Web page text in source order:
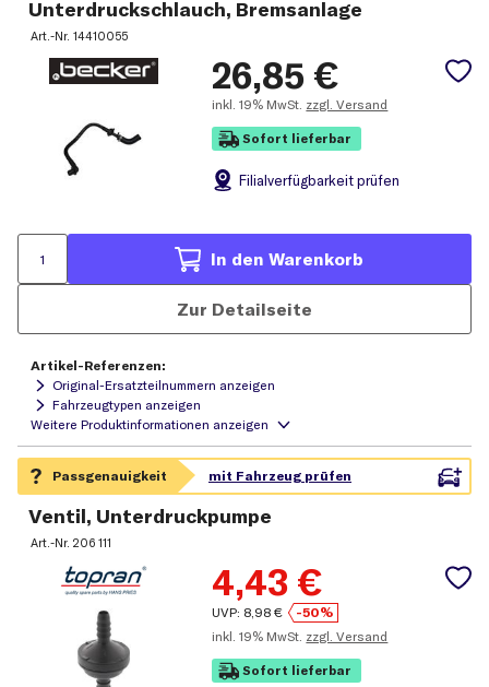
Unterdruckschlauch, Bremsanlage
Art.-Nr.14410055
26,85 €
inkl. 19% MwSt. zzgl. Versand
Sofort lieferbar
Filialverfügbarkeit prüfen
In den Warenkorb
Zur Detailseite
Artikel-Referenzen:
Original-Ersatzteilnummern anzeigen
Fahrzeugtypen anzeigen
Ventil, Unterdruckpumpe
Art.-Nr.206 111
4,43 €
UVP: 8,98 €
-50%
inkl. 19% MwSt. zzgl. Versand
Sofort lieferbar